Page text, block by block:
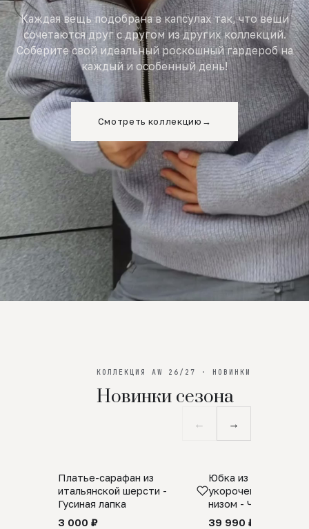
Каждая вещь подобрана в капсулах так, что вещи
сочетаются друг с другом из других коллекций.
Соберите свой идеальный роскошный гардероб на
каждый и особенный день!
Смотреть коллекцию →
КОЛЛЕКЦИЯ AW 26/27 · НОВИНКИ
Новинки сезона
← →
SALE
Платье-сарафан из
итальянской шерсти -
Гусиная лапка
3 000 ₽
ПРЕДЗАКАЗ
Юбка из
укороченная с
низом - Черный
39 990 ₽